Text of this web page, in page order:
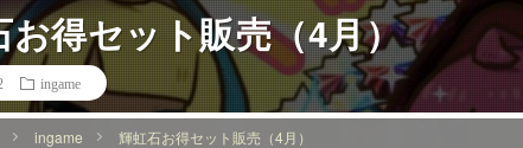
お得セット販売（4月）
ingame
ingame 輝虹石お得セット販売（4月）